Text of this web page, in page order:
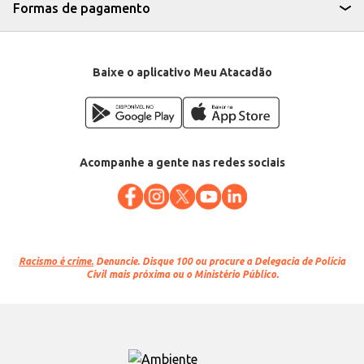
Formas de pagamento
Baixe o aplicativo Meu Atacadão
Acompanhe a gente nas redes sociais
Racismo é crime. Denuncie. Disque 100 ou procure a Delegacia de Polícia
Civil mais próxima ou o Ministério Público.